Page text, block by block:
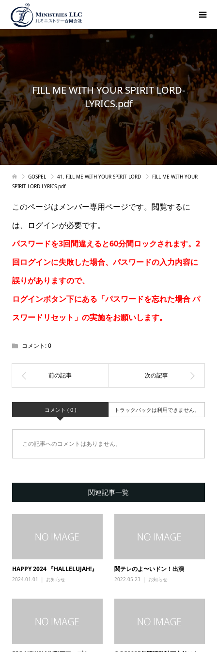
FILL ME WITH YOUR SPIRIT LORD-
LYRICS.pdf
GOSPEL 41. FILL ME WITH YOUR SPIRIT LORD
FILL ME WITH YOUR
SPIRIT LORD-LYRICS.pdf
このページはメンバー専用ページです。閲覧するに
は、ログインが必要です。
パスワードを3回間違えると60分間ロックされます。2
回ログインに失敗した場合、パスワードの入力内容に
誤りがありますので、
ログインボタン下にある「パスワードを忘れた場合パ
スワードリセット 」の実施をお願いします。
コメント:0
コメント ( 0 ) トラックバックは利用できません。
この記事へのコメントはありません。
関連記事一覧
HAPPY 2024 『HALLELUJAH!』
2024.01.01 お知らせ
関テレのよ〜いドン！出演
2022.05.23 お知らせ